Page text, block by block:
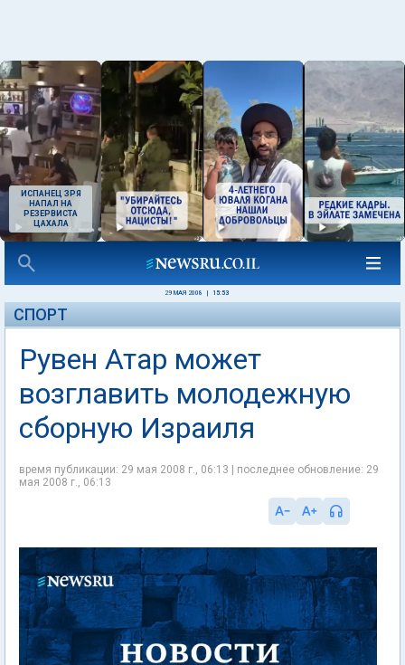
ИСПАНЕЦ ЗРЯ
НАПАЛ НА
РЕЗЕРВИСТА
ЦАХАЛА
29 МАЯ 2008 15:53
СПОРТ
Рувен Атар может
возглавить молодежную
сборную Израиля
время публикации: 29 мая 2008 г., 06:13 | последнее обновление: 29
мая 2008 г., 06:13